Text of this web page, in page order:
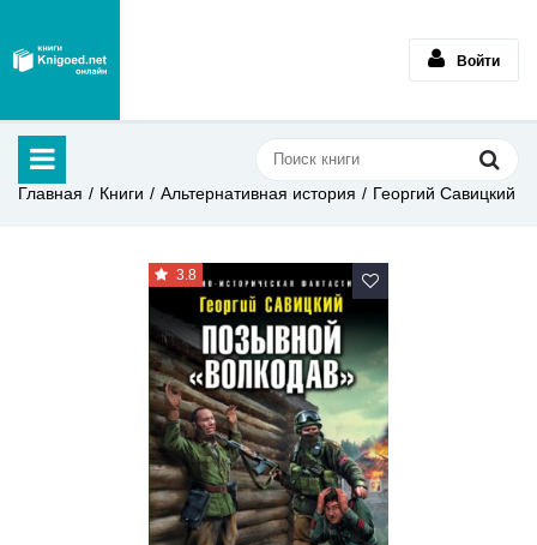
Войти
Главная Книги Альтернативная история Георгий Савицкий
3.8